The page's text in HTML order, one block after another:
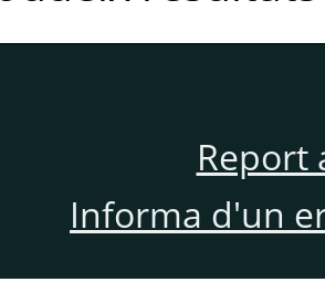
Report
Informa d'un